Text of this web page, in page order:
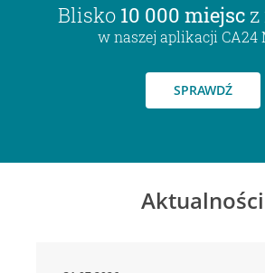
Blisko 10 000 miejsc
w naszej aplikacji CA24
SPRAWDŹ
Aktualności